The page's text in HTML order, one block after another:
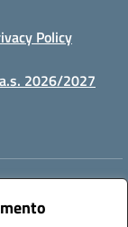
Policy
2026/2027